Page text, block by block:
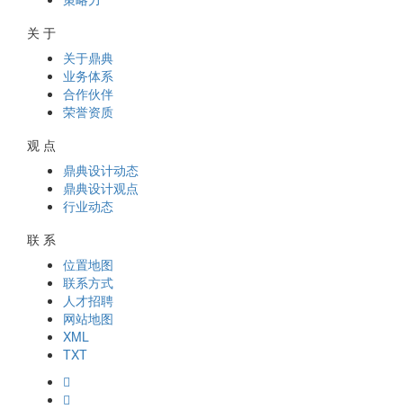
关 于
关于鼎典
业务体系
合作伙伴
荣誉资质
观 点
鼎典设计动态
鼎典设计观点
行业动态
联 系
位置地图
联系方式
人才招聘
网站地图
XML
TXT